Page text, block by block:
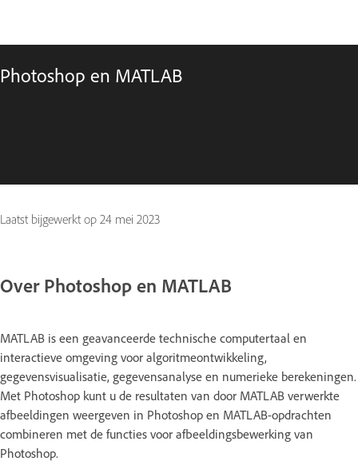
Photoshop en MATLAB
Laatst bijgewerkt op 24 mei 2023
Over Photoshop en MATLAB
MATLAB is een geavanceerde technische computertaal en
interactieve omgeving voor algoritmeontwikkeling,
gegevensvisualisatie, gegevensanalyse en numerieke berekeningen.
Met Photoshop kunt u de resultaten van door MATLAB verwerkte
afbeeldingen weergeven in Photoshop en MATLAB-opdrachten
combineren met de functies voor afbeeldingsbewerking van
Photoshop.